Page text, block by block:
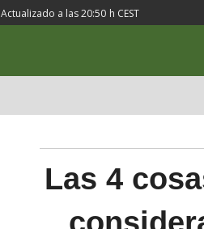
Actualizado a las20:50 h CEST
Las 4